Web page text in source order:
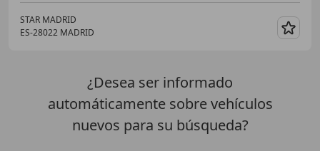
STAR MADRID
ES-28022 MADRID
¿Desea ser informado
automáticamente sobre vehículos
nuevos para su búsqueda?